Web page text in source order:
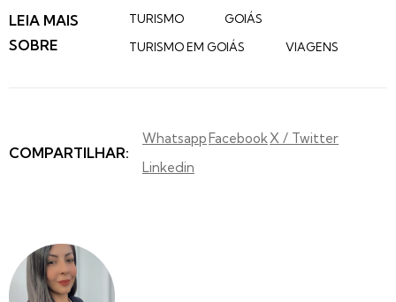
LEIA MAIS
SOBRE
TURISMO
GOIÁS
TURISMO EM GOIÁS
VIAGENS
COMPARTILHAR:
Whatsapp FacebookX / Twitter
Linkedin